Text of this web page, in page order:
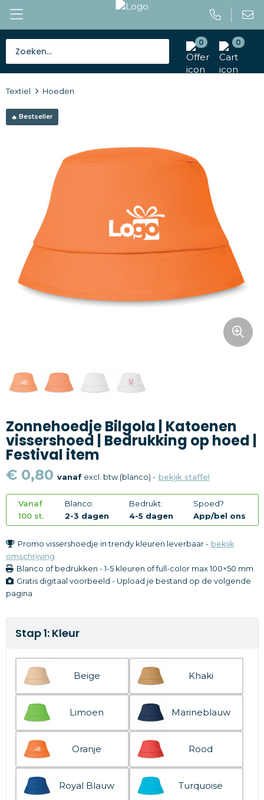
0 0
Tassen
Caps en mutsen
Drinkwaren
Paraplu's
Outdoor en vrije tijd
Gereedschap en veiligheid
Snoepgoed
Gadgets
Textiel
Thema
Merken
Textiel Hoeden
Bestseller
Zonnehoedje Bilgola | Katoenen
vissershoed | Bedrukking op hoed |
Festival item
€ 0,80 vanafexcl. btw (blanco) - bekijk staffel
Vanaf
100 st.
Blanco:
2-3 dagen
Bedrukt:
4-5 dagen
Spoed?
App/bel ons
Promo vissershoedje in trendy kleuren leverbaar -bekijk
omschrijving
Blanco of bedrukken -1-5 kleuren of full-color max 100×50 mm
Gratis digitaal voorbeeld - Upload je bestand op de volgende
pagina
Stap 1: Kleur
Beige Khaki
Limoen Marineblauw
Oranje Rood
Royal Blauw Turquoise